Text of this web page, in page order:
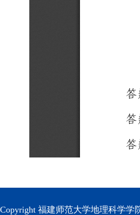
Copyright 福建师范大学地理科学学